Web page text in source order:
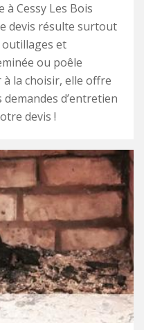
à Cessy Les Bois
devis résulte surtout
et
ou poêle
la choisir, elle offre
d’entretien
devis !